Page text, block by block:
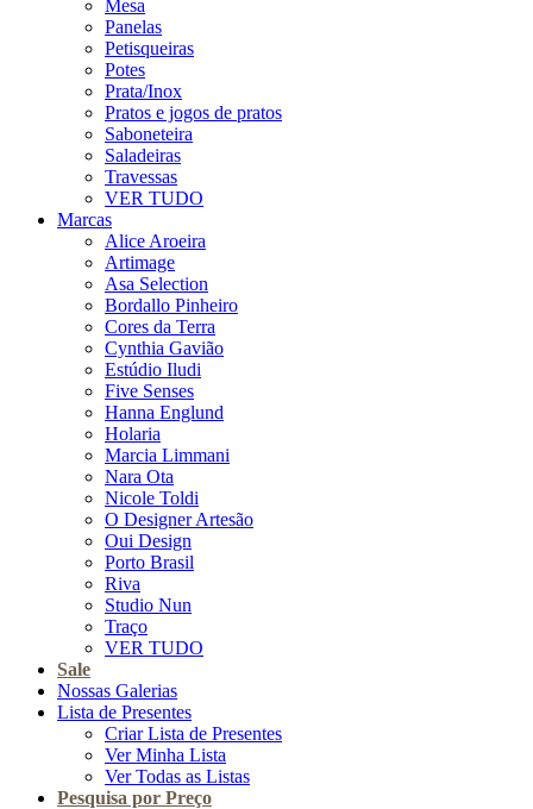
Mesa
Panelas
Petisqueiras
Potes
Prata/Inox
Pratos e jogos de pratos
Saboneteira
Saladeiras
Travessas
VER TUDO
Marcas
Alice Aroeira
Artimage
Asa Selection
Bordallo Pinheiro
Cores da Terra
Cynthia Gavião
Estúdio Iludi
Five Senses
Hanna Englund
Holaria
Marcia Limmani
Nara Ota
Nicole Toldi
O Designer Artesão
Oui Design
Porto Brasil
Riva
Studio Nun
Traço
VER TUDO
Sale
Nossas Galerias
Lista de Presentes
Criar Lista de Presentes
Ver Minha Lista
Ver Todas as Listas
Pesquisa por Preço